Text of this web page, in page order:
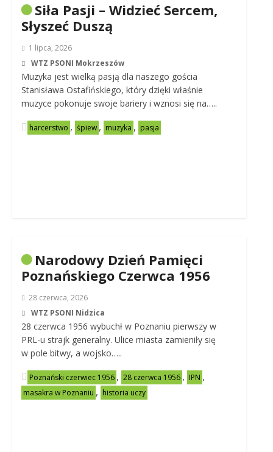
Siła Pasji – Widzieć Sercem,
Słyszeć Duszą
1 lipca, 2026
WTZ PSONI Mokrzeszów
Muzyka jest wielką pasją dla naszego gościa
Stanisława Ostafińskiego, który dzięki właśnie
muzyce pokonuje swoje bariery i wznosi się na…..
harcerstwo , śpiew , muzyka , pasja
Narodowy Dzień Pamięci
Poznańskiego Czerwca 1956
28 czerwca, 2026
WTZ PSONI Nidzica
28 czerwca 1956 wybuchł w Poznaniu pierwszy w
PRL-u strajk generalny. Ulice miasta zamieniły się
w pole bitwy, a wojsko…..
Poznański czerwiec 1956 , 28 czerwca 1956 , IPN ,
masakra w Poznaniu , historia uczy